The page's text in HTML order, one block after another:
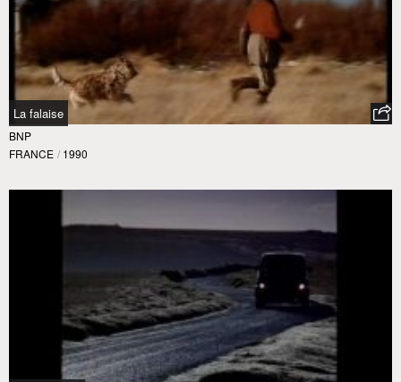
La falaise
BNP
FRANCE / 1990